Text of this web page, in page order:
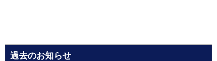
過去のお知らせ